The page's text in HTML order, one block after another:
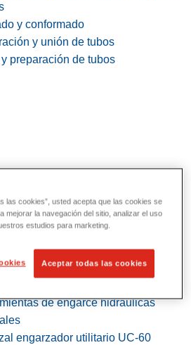
y conformado
y unión de tubos
preparación de tubos
de servicios públicos y de
Herramientas de servicios
de engarce hidráulicas
engarzador utilitario UC-60
las cookies”, usted acepta que las cookies se
mejorar la navegación del sitio, analizar el uso
estudios para marketing.
Aceptar todas las cookies